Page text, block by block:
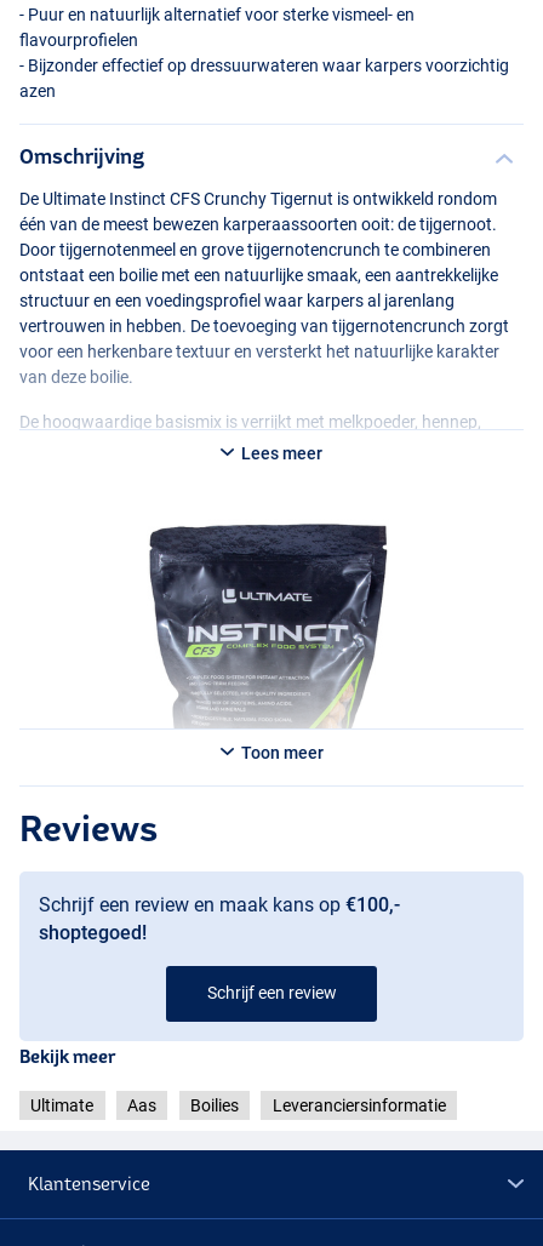
- Puur en natuurlijk alternatief voor sterke vismeel- en
flavourprofielen
- Bijzonder effectief op dressuurwateren waar karpers voorzichtig
azen
Omschrijving
De Ultimate Instinct CFSCrunchy Tigernut is ontwikkeld rondom
één van de meest bewezen karperaassoorten ooit: de tijgernoot.
Door tijgernotenmeel en grove tijgernotencrunch te combineren
ontstaat een boilie met een natuurlijke smaak, een aantrekkelijke
structuur en een voedingsprofiel waar karpers al jarenlang
vertrouwen in hebben. De toevoeging van tijgernotencrunch zorgt
voor een herkenbare textuur en versterkt het natuurlijke karakter
van deze boilie.
De hoogwaardige basismix is verrijkt met melkpoeder, hennep,
Brocacel gistextract en een zorgvuldig doorontwikkelde tigernut
bijdragen aan een hoge opnamebereidheid. De toevoeging van
hennepolie en gemalen hennep versterkt het natuurlijke karakter
van deze boilie en maakt hem bijzonder geschikt voor langdurige
Waar veel moderne boilies leunen op sterke vismeel- of
flavourprofielen, kiest de Crunchy Tigernut juist voor de kracht van
natuurlijke ingrediënten. Dat maakt deze boilie bijzonder
interessant op wateren waar karpers voorzichtig zijn geworden of
veel dressuur hebben ervaren. Een voedzame, betrouwbare boilie
Lees meer
Toon meer
Reviews
Schrijf een review en maak kans op €100,-
shoptegoed!
Schrijf een review
Bekijk meer
Ultimate Aas Boilies Leveranciersinformatie
Klantenservice